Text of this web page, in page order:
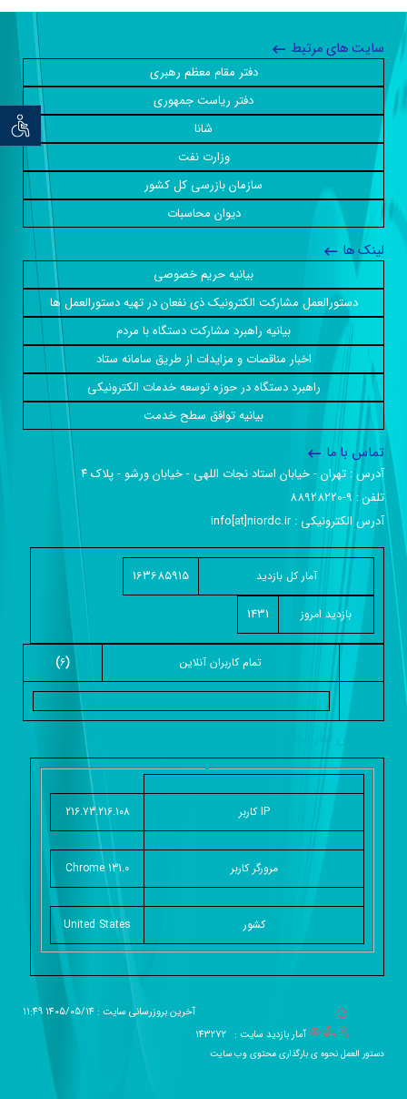
توان
سایت های مرتبط
دفتر مقام معظم رهبری
دفتر ریاست جمهوری
شانا
وزارت نفت
سازمان بازرسی کل کشور
دیوان محاسبات
لینک ها
بیانیه حریم خصوصی
دستورالعمل مشارکت الکترونیک ذی نفعان در تهیه دستورالعمل ها
بیانیه راهبرد مشارکت دستگاه با مردم
اخبار مناقصات و مزایدات از طریق سامانه ستاد
راهبرد دستگاه در حوزه توسعه خدمات الکترونیکی
بیانیه توافق سطح خدمت
تماس با ما
آدرس :‌ تهران - خیابان استاد نجات اللهی - خیابان ورشو - پلاک ۴
تلفن :‌ 9-88928220
آدرس الکترونیکی :‌ info[at]niordc.ir
آمار کل بازدید 163685915
بازديد امروز 1431
تمام کاربران آنلاين (
6
)
گزارش آمار سایت - خلاصه
IP کاربر 216.73.216.108
مرورگر کاربر Chrome 131.0
کشور United States
آخرین بروزرسانی سایت : 1405/05/14 11:49
آمار بازدید سایت : 143272
دستور العمل نحوه ی بارگذاری محتوی وب سایت